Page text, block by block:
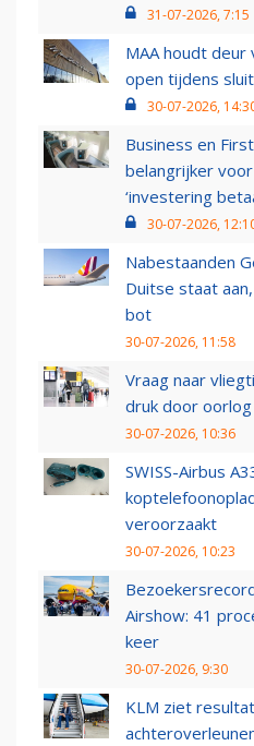
31-07-2026, 7:15
MAA houdt deur
open tijdens
30-07-2026,
Business en
belangrijker
‘investering
30-07-2026,
Nabestaanden
Duitse staat
bot
30-07-2026, 11:58
Vraag naar
druk door
30-07-2026, 10:36
SWISS-Airbus
veroorzaakt
30-07-2026, 10:23
Airshow: 41
keer
30-07-2026, 9:30
KLM ziet